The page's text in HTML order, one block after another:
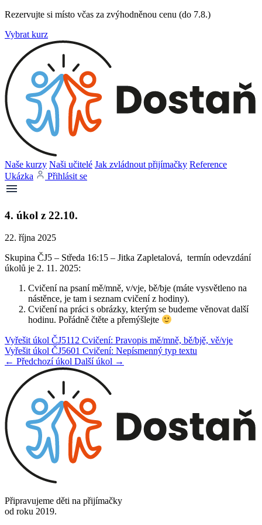
Rezervujte si místo včas za zvýhodněnou cenu (do 7.8.)
Vybrat kurz
Naše kurzy Naši učitelé Jak zvládnout přijímačky Reference
Ukázka
Přihlásit se
4. úkol z 22.10.
22. října 2025
Skupina ČJ5 – Středa 16:15 – Jitka Zapletalová, termín odevzdání
úkolů je 2. 11. 2025:
Cvičení na psaní mě/mně, v/vje, bě/bje (máte vysvětleno na
nástěnce, je tam i seznam cvičení z hodiny).
Cvičení na práci s obrázky, kterým se budeme věnovat další
hodinu. Pořádně čtěte a přemýšlejte
Vyřešit úkol ČJ5112 Cvičení: Pravopis mě/mně, bě/bjě, vě/vje
Vyřešit úkol ČJ5601 Cvičení: Nepísmenný typ textu
← Předchozí úkol Další úkol →
Připravujeme děti na přijímačky
od roku 2019.